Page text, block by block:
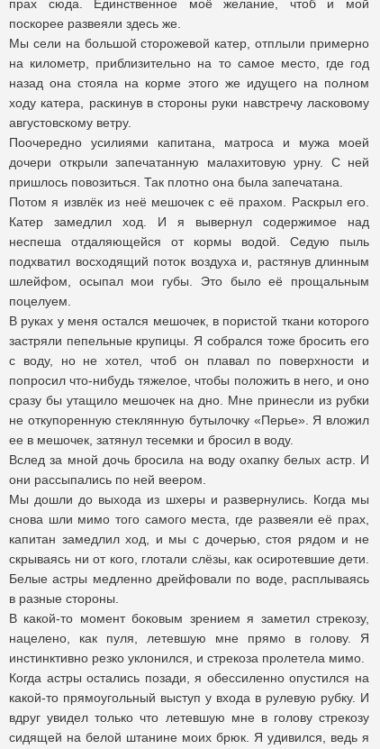
прах сюда. Единственное моё желание, чтоб и мой
поскорее развеяли здесь же.
Мы сели на большой сторожевой катер, отплыли примерно
на километр, приблизительно на то самое место, где год
назад она стояла на корме этого же идущего на полном
ходу катера, раскинув в стороны руки навстречу ласковому
августовскому ветру.
Поочередно усилиями капитана, матроса и мужа моей
дочери открыли запечатанную малахитовую урну. С ней
пришлось повозиться. Так плотно она была запечатана.
Потом я извлёк из неё мешочек с её прахом. Раскрыл его.
Катер замедлил ход. И я вывернул содержимое над
неспеша отдаляющейся от кормы водой. Седую пыль
подхватил восходящий поток воздуха и, растянув длинным
шлейфом, осыпал мои губы. Это было её прощальным
поцелуем.
В руках у меня остался мешочек, в пористой ткани которого
застряли пепельные крупицы. Я собрался тоже бросить его
с воду, но не хотел, чтоб он плавал по поверхности и
попросил что-нибудь тяжелое, чтобы положить в него, и оно
сразу бы утащило мешочек на дно. Мне принесли из рубки
не откупоренную стеклянную бутылочку «Перье». Я вложил
ее в мешочек, затянул тесемки и бросил в воду.
Вслед за мной дочь бросила на воду охапку белых астр. И
они рассыпались по ней веером.
Мы дошли до выхода из шхеры и развернулись. Когда мы
снова шли мимо того самого места, где развеяли её прах,
капитан замедлил ход, и мы с дочерью, стоя рядом и не
скрываясь ни от кого, глотали слёзы, как осиротевшие дети.
Белые астры медленно дрейфовали по воде, расплываясь
в разные стороны.
В какой-то момент боковым зрением я заметил стрекозу,
нацелено, как пуля, летевшую мне прямо в голову. Я
инстинктивно резко уклонился, и стрекоза пролетела мимо.
Когда астры остались позади, я обессиленно опустился на
какой-то прямоугольный выступ у входа в рулевую рубку. И
вдруг увидел только что летевшую мне в голову стрекозу
сидящей на белой штанине моих брюк. Я удивился, ведь я